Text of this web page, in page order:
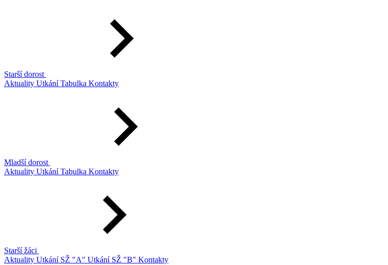
Starší dorost
Aktuality UtkáníTabulka Kontakty
Mladší dorost
Aktuality UtkáníTabulka Kontakty
Starší žáci
Aktuality Utkání SŽ "A" Utkání SŽ "B" Kontakty